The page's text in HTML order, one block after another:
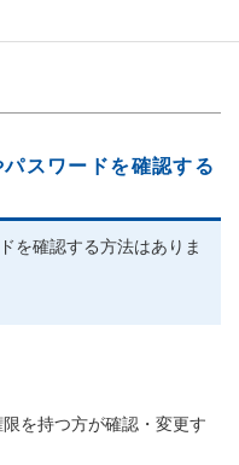
スワードを確認する
を確認する方法はありま
を持つ方が確認・変更す